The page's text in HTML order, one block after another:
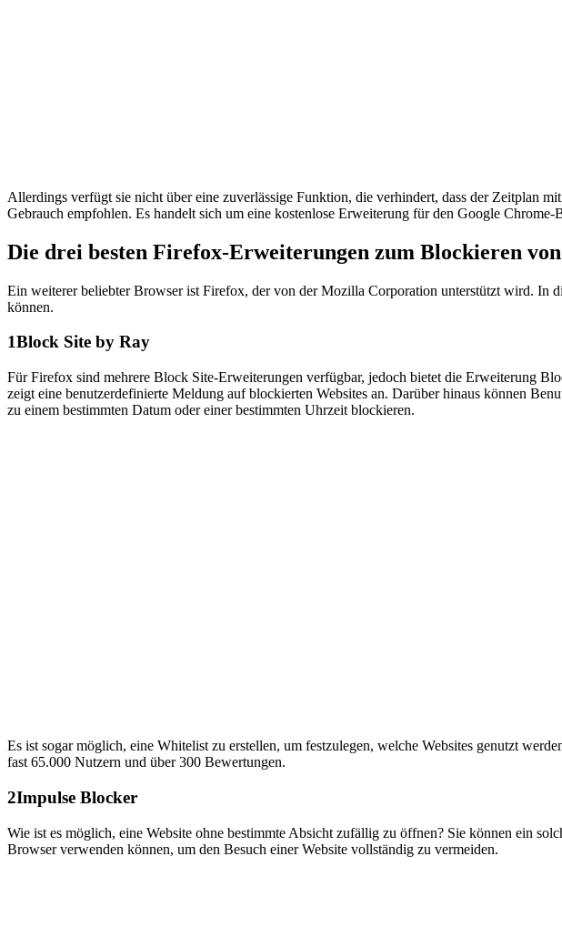
Allerdings verfügt sie nicht über eine zuverlässige Funktion, die verhindert, dass der Zeitplan
Gebrauch empfohlen. Es handelt sich um eine kostenlose Erweiterung für den Google
Die drei besten Firefox-Erweiterungen zum Blockieren
Ein weiterer beliebter Browser ist Firefox, der von der Mozilla Corporation unterstützt wird. In
können.
1Block Site by Ray
Für Firefox sind mehrere Block Site-Erweiterungen verfügbar, jedoch bietet die Erweiterung
zeigt eine benutzerdefinierte Meldung auf blockierten Websites an. Darüber hinaus können
zu einem bestimmten Datum oder einer bestimmten Uhrzeit blockieren.
Es ist sogar möglich, eine Whitelist zu erstellen, um festzulegen, welche Websites genutzt
fast 65.000 Nutzern und über 300 Bewertungen.
2Impulse Blocker
Wie ist es möglich, eine Website ohne bestimmte Absicht zufällig zu öffnen? Sie können ein
Browser verwenden können, um den Besuch einer Website vollständig zu vermeiden.